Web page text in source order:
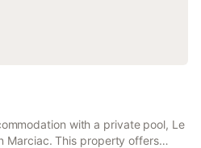
with a private pool, Le
Marciac. This property offers